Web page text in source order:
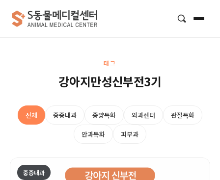
태그
강아지만성신부전3기
전체 중증내과 종양특화 외과센터 관절특화
안과특화 피부과
중증내과